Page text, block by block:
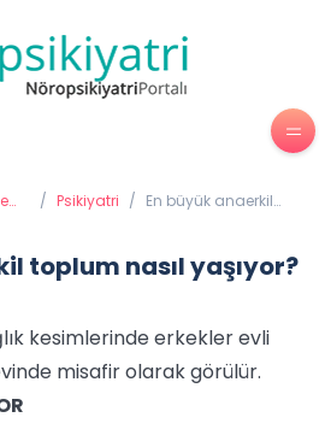
/ Psikiyatri / En büyük anaerkil
toplum nasıl yaşıyor?
kesimlerinde erkekler evli
misafir olarak görülür.